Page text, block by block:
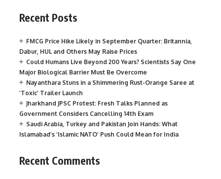
Recent Posts
FMCG Price Hike Likely in September Quarter: Britannia,
Dabur, HUL and Others May Raise Prices
Could Humans Live Beyond 200 Years? Scientists Say One
Major Biological Barrier Must Be Overcome
Nayanthara Stuns in a Shimmering Rust-Orange Saree at
‘Toxic’ Trailer Launch
Jharkhand JPSC Protest: Fresh Talks Planned as
Government Considers Cancelling 14th Exam
Saudi Arabia, Turkey and Pakistan Join Hands: What
Islamabad’s ‘Islamic NATO’ Push Could Mean for India
Recent Comments